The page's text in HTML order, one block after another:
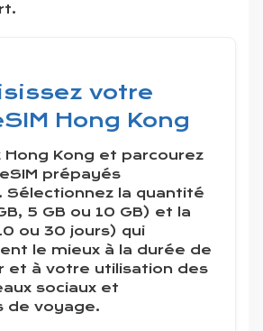
votre
Hong Kong
Hong Kong et parcourez
prépayés
Sélectionnez la quantité
5 GB ou 10 GB) et la
ou 30 jours) qui
le mieux à la durée de
et à votre utilisation des
sociaux et
de voyage.